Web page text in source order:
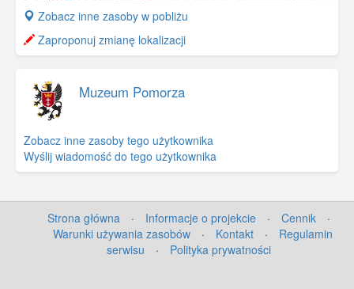
+
−
Zobacz inne zasoby w pobliżu
Zaproponuj zmianę lokalizacji
Muzeum Pomorza
Zobacz inne zasoby tego użytkownika
Wyślij wiadomość do tego użytkownika
Strona główna · Informacje o projekcie · Cennik
·
Warunki używania zasobów
· Kontakt ·
Regulamin
serwisu
· Polityka prywatności